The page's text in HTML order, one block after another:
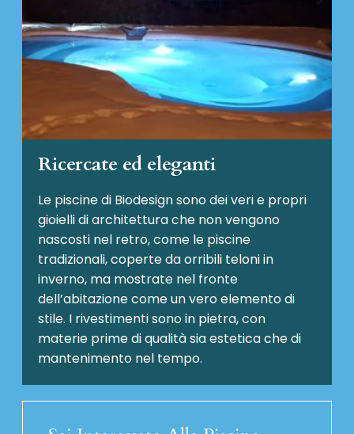
Ricercate ed eleganti
Le piscine di Biodesign sono dei veri e propri
gioielli di architettura che non vengono
nascosti nel retro, come le piscine
tradizionali, coperte da orribili teloni in
inverno, ma mostrate nel fronte
dell’abitazione come un vero elemento di
stile. I rivestimenti sono in pietra, con
materie prime di qualità sia estetica che di
mantenimento nel tempo.